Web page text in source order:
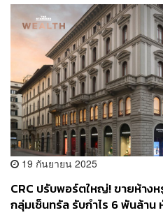
19 กันยายน 2025
CRC ปรับพอร์ตใหญ่! ขายห้าง
กลุ่มเซ็นทรัล รับกำไร 6 พันล้าน